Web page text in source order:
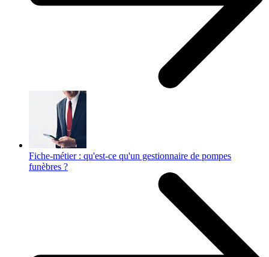
Fiche-métier : qu'est-ce qu'un gestionnaire de pompes
funèbres ?